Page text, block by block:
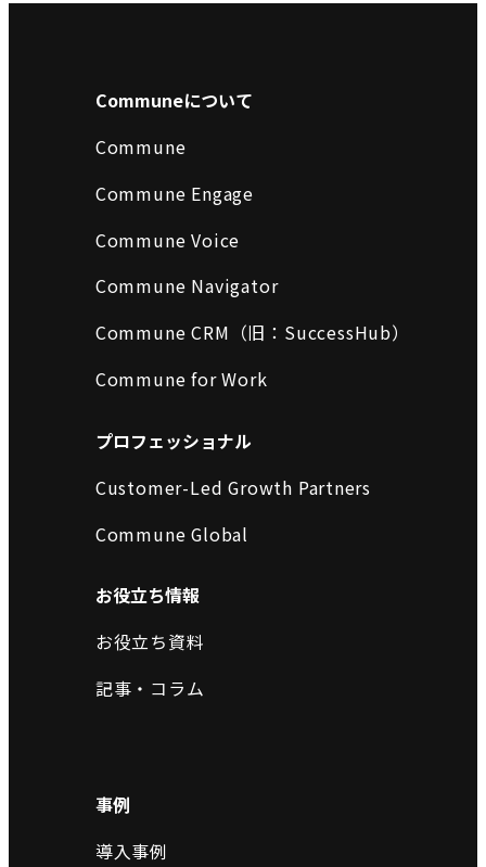
Communeについて
Commune
Commune Engage
Commune Voice
Commune Navigator
Commune CRM（旧：SuccessHub）
Commune for Work
プロフェッショナル
Customer-Led Growth Partners
Commune Global
お役立ち情報
お役立ち資料
記事・コラム
事例
導入事例